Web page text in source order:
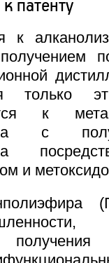
патенту
к
только
к
с
и